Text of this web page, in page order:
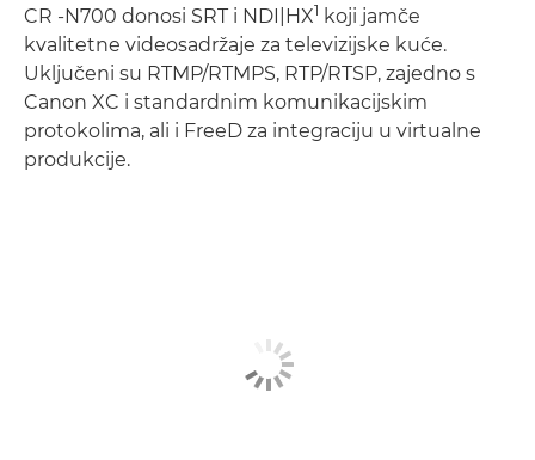
CR -N700 donosi SRT i NDI|HX1 koji jamče
kvalitetne videosadržaje za televizijske kuće.
Uključeni su RTMP/RTMPS, RTP/RTSP, zajedno s
Canon XC i standardnim komunikacijskim
protokolima, ali i FreeD za integraciju u virtualne
produkcije.